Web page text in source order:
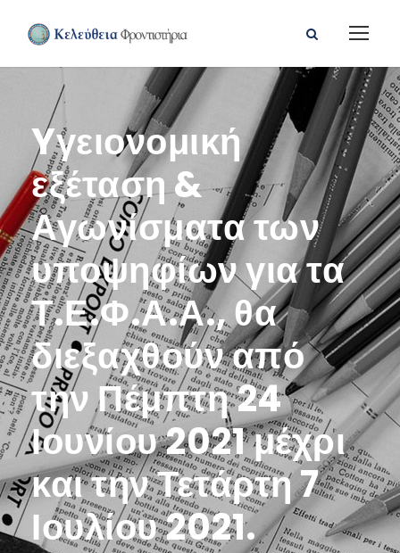
Yγειονομική
εξέταση &
Αγωνίσματα των
υποψηφίων για τα
Τ.Ε.Φ.Α.Α., θα
διεξαχθούν από
την Πέμπτη 24
Ιουνίου 2021 μέχρι
και την Τετάρτη 7
Ιουλίου 2021.